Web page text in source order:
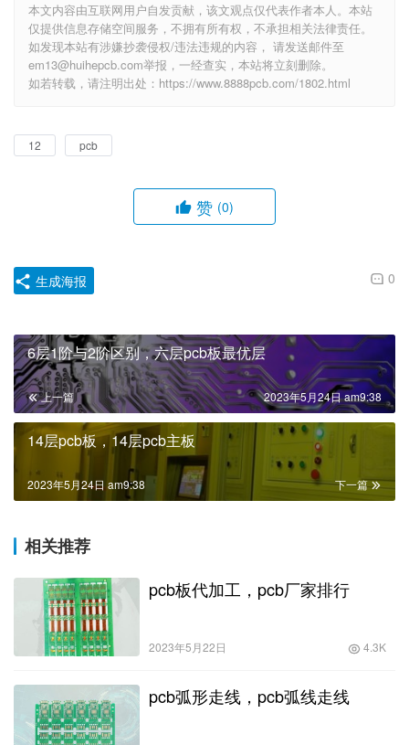
本文内容由互联网用户自发贡献，该文观点仅代表作者本人。本站
仅提供信息存储空间服务，不拥有所有权，不承担相关法律责任。
如发现本站有涉嫌抄袭侵权/违法违规的内容， 请发送邮件至
em13@huihepcb.com举报，一经查实，本站将立刻删除。
如若转载，请注明出处：https://www.8888pcb.com/1802.html
12 pcb
赞 (0)
0
生成海报
6层1阶与2阶区别，六层pcb板最优层
上一篇 2023年5月24日 am9:38
14层pcb板，14层pcb主板
下一篇
2023年5月24日 am9:38
相关推荐
pcb板代加工，pcb厂家排行
2023年5月22日 4.3K
pcb弧形走线，pcb弧线走线